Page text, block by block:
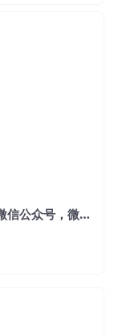
抖音，快手，小红书，B站，微博，微信公众号，微信视频号。每一个平台，都是不一样的机会，对应不一样的赚钱思路